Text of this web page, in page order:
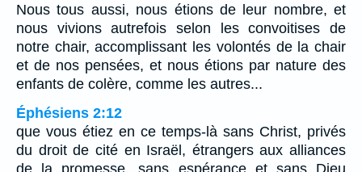
Nous tous aussi, nous étions de leur nombre, et
nous vivions autrefois selon les convoitises de
notre chair, accomplissant les volontés de la chair
et de nos pensées, et nous étions par nature des
enfants de colère, comme les autres...
Éphésiens 2:12
que vous étiez en ce temps-là sans Christ, privés
du droit de cité en Israël, étrangers aux alliances
de la promesse, sans espérance et sans Dieu